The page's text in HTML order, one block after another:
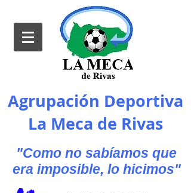
Agrupación Deportiva
La Meca de Rivas
"Como no sabíamos que
era imposible, lo hicimos"